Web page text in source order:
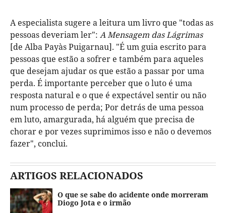
A especialista sugere a leitura um livro que "todas as
pessoas deveriam ler": A Mensagem das Lágrimas
[de Alba Payàs Puigarnau]. "É um guia escrito para
pessoas que estão a sofrer e também para aqueles
que desejam ajudar os que estão a passar por uma
perda. É importante perceber que o luto é uma
resposta natural e o que é expectável sentir ou não
num processo de perda; Por detrás de uma pessoa
em luto, amargurada, há alguém que precisa de
chorar e por vezes suprimimos isso e não o devemos
fazer", conclui.
ARTIGOS RELACIONADOS
O que se sabe do acidente onde morreram
Diogo Jota e o irmão